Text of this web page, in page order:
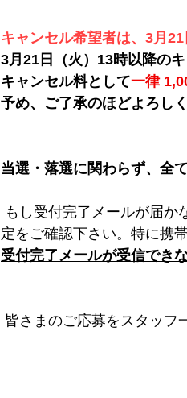
キャンセル希望者は、3月
3月21日（火）13時以降の
キャンセル料として一律
予め、ご了承のほどよろし
当選・落選に関わらず、全
定をご確認下さい。特に携
受付完了メールが受信でき
皆さまのご応募をスタッフ